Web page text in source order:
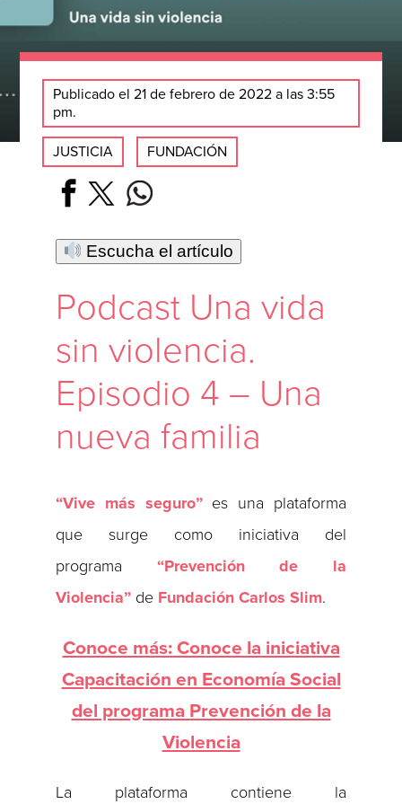
Publicado el 21 de febrero de 2022 a las 3:55
pm.
JUSTICIA FUNDACIÓN
Escucha el artículo
Podcast Una vida
sin violencia.
Episodio 4 – Una
nueva familia
“Vive más seguro”es una plataforma
que surge como iniciativa del
programa “Prevención de la
Violencia” de Fundación Carlos Slim.
Conoce más: Conoce la iniciativa
Capacitación en Economía Social
del programa Prevención de la
Violencia
La plataforma contiene la